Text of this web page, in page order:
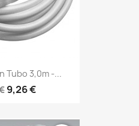
Tubo 3,0m -...
9,26 €